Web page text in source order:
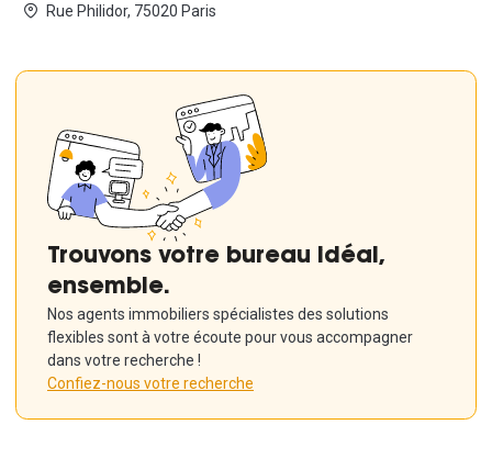
Rue Philidor, 75020 Paris
Trouvons votre bureau idéal,
ensemble.
Nos agents immobiliers spécialistes des solutions
flexibles sont à votre écoute pour vous accompagner
dans votre recherche !
Confiez-nous votre recherche